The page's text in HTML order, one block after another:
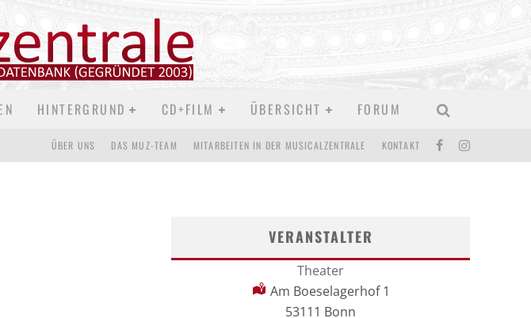
HINTERGRUND CD+FILM ÜBERSICHT FORUM
ÜBER UNS DAS MUZ-TEAM MITARBEITEN IN DER MUSICALZENTRALE KONTAKT
VERANSTALTER
Theater
Am Boeselagerhof 1
53111 Bonn